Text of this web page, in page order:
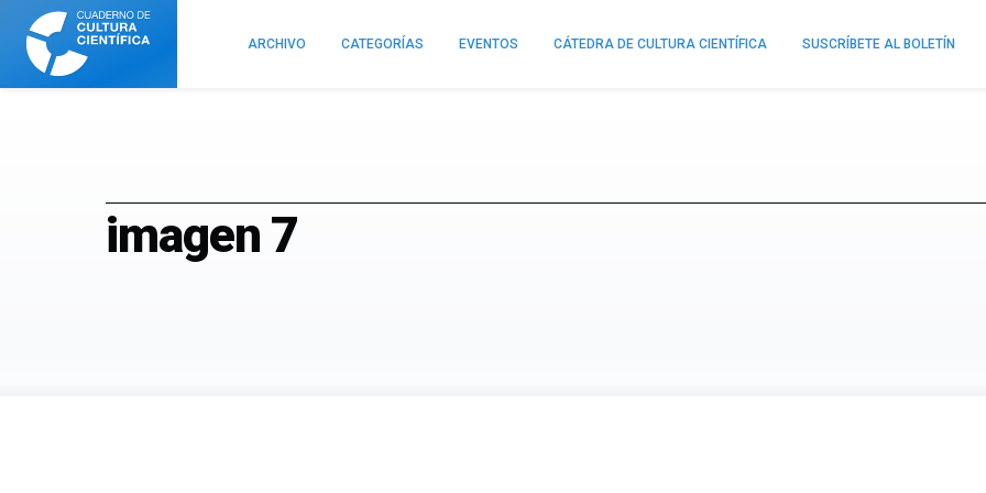
Cuaderno
Cultura
Científica
ARCHIVO CATEGORÍAS EVENTOS CÁTEDRA DE CULTURA CIENTÍFICA SUSCRÍBETE AL BOLETÍN
imagen 7